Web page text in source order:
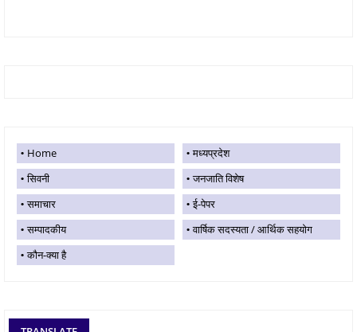
Home
मध्यप्रदेश
सिवनी
जनजाति विशेष
समाचार
ई-पेपर
सम्पादकीय
वार्षिक सदस्यता / आर्थिक सहयोग
कौन-क्या है